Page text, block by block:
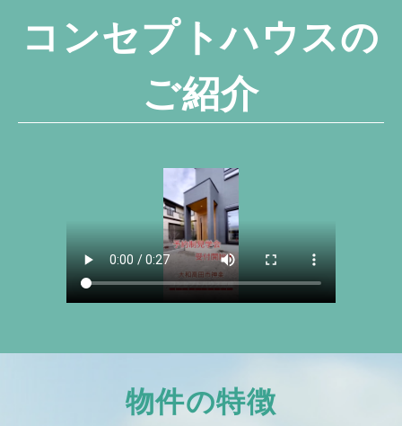
コンセプトハウスの
ご紹介
物件の特徴